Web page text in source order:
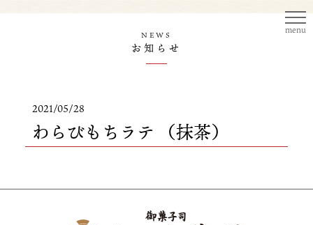
menu
NEWS
お知らせ
2021/05/28
わらびもちラテ （抹茶）